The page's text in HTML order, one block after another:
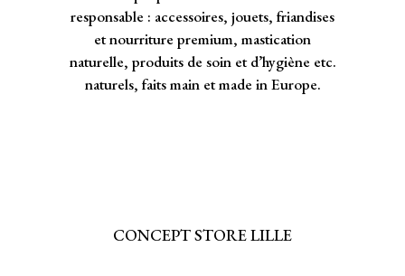
responsable : accessoires, jouets, friandises
et nourriture premium, mastication
naturelle, produits de soin et d’hygiène etc.
naturels, faits main et made in Europe.
CONCEPT STORE LILLE